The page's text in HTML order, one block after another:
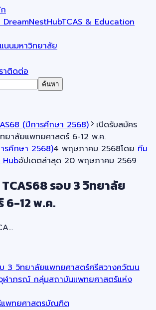
DreamNestHubTCAS & Education
นนมหาวิทยาลัย
าติดต่อ
ค้นหา
(ปีการศึกษา 2568)
เปิดรับสมัคร
ยาลัยแพทยศาสตร์ 6-12 พ.ค.
รศึกษา 2568)4 พฤษภาคม 2568โดย ทีม
Hubอัปเดตล่าสุด 20 พฤษภาคม 2569
รอบ 3 วิทยาลัย
6-12 พ.ค.
3 วิทยาลัยแพทยศาสตร์ศรีสวางควัฒน
ฬาภรณ์ กลุ่มสถาบันแพทยศาสตร์แห่ง
พทยศาสตรบัณฑิต